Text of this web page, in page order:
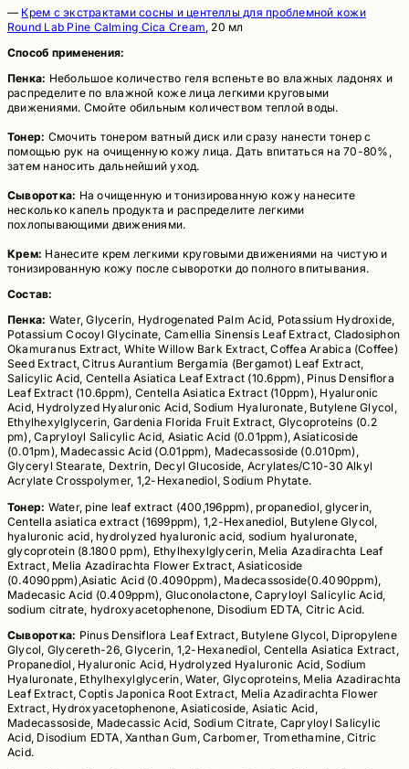
— Крем с экстрактами сосны и центеллы для проблемной кожи
Round Lab Pine Calming Cica Cream, 20 мл
Способ применения:
Пенка: Небольшое количество геля вспеньте во влажных ладонях и
распределите по влажной коже лица легкими круговыми
движениями. Смойте обильным количеством теплой воды.
Тонер: Смочить тонером ватный диск или сразу нанести тонер с
помощью рук на очищенную кожу лица. Дать впитаться на 70-80%,
затем наносить дальнейший уход.
Сыворотка: На очищенную и тонизированную кожу нанесите
несколько капель продукта и распределите легкими
похлопывающими движениями.
Крем: Нанесите крем легкими круговыми движениями на чистую и
тонизированную кожу после сыворотки до полного впитывания.
Состав:
Пенка: Water, Glycerin, Hydrogenated Palm Acid, Potassium Hydroxide,
Potassium Cocoyl Glycinate, Camellia Sinensis Leaf Extract, Cladosiphon
Okamuranus Extract, White Willow Bark Extract, Coffea Arabica (Coffee)
Seed Extract, Citrus Aurantium Bergamia (Bergamot) Leaf Extract,
Salicylic Acid, Centella Asiatica Leaf Extract (10.6ppm), Pinus Densiflora
Leaf Extract (10.6ppm), Centella Asiatica Extract (10ppm), Hyaluronic
Acid, Hydrolyzed Hyaluronic Acid, Sodium Hyaluronate, Butylene Glycol,
Ethylhexylglycerin, Gardenia Florida Fruit Extract, Glycoproteins (0.2
pm), Capryloyl Salicylic Acid, Asiatic Acid (0.01ppm), Asiaticoside
(0.01pm), Madecassic Acid (O.01ppm), Madecassoside (0.010pm),
Glyceryl Stearate, Dextrin, Decyl Glucoside, Acrylates/C10-30 Alkyl
Acrylate Crosspolymer, 1,2-Hexanediol, Sodium Phytate.
Тонер: Water, pine leaf extract (400,196ppm), propanediol, glycerin,
Centella asiatica extract (1699ppm), 1,2-Hexanediol, Butylene Glycol,
hyaluronic acid, hydrolyzed hyaluronic acid, sodium hyaluronate,
glycoprotein (8.1800 ppm), Ethylhexylglycerin, Melia Azadirachta Leaf
Extract, Melia Azadirachta Flower Extract, Asiaticoside
(0.4090ppm),Asiatic Acid (0.4090ppm), Madecassoside(0.4090ppm),
Madecasic Acid (0.409ppm), Gluconolactone, Capryloyl Salicylic Acid,
sodium citrate, hydroxyacetophenone, Disodium EDTA, Citric Acid.
Сыворотка: Pinus Densiflora Leaf Extract, Butylene Glycol, Dipropylene
Glycol, Glycereth-26, Glycerin, 1,2-Hexanediol, Centella Asiatica Extract,
Propanediol, Hyaluronic Acid, Hydrolyzed Hyaluronic Acid, Sodium
Hyaluronate, Ethylhexylglycerin, Water, Glycoproteins, Melia Azadirachta
Leaf Extract, Coptis Japonica Root Extract, Melia Azadirachta Flower
Extract, Hydroxyacetophenone, Asiaticoside, Asiatic Acid,
Madecassoside, Madecassic Acid, Sodium Citrate, Capryloyl Salicylic
Acid, Disodium EDTA, Xanthan Gum, Carbomer, Tromethamine, Citric
Acid.